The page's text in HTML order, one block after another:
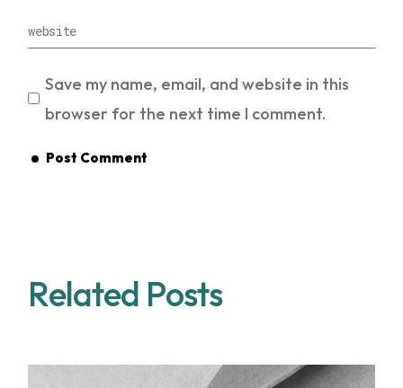
Save my name, email, and website in this
browser for the next time I comment.
Post Comment
Related Posts